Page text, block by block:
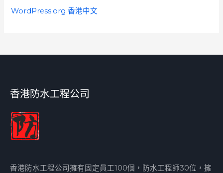
WordPress.org 香港中文
香港防水工程公司
香港防水工程公司擁有固定員工100個，防水工程師30位，擁